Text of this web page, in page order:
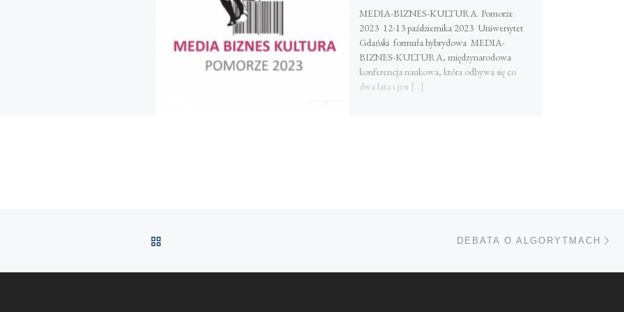
MEDIA-BIZNES-KULTURA. Pomorze
2023 12-13 października 2023 Uniwersytet
Gdański formuła hybrydowa MEDIA-
BIZNES-KULTURA, międzynarodowa
konferencja naukowa, która odbywa się co
dwa lata i jest […]
DEBATA O ALGORYTMACH